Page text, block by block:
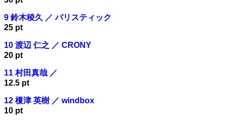
9 鈴木稜久 ／ バリスティック
25 pt
10 渡辺 仁之 ／ CRONY
20 pt
11 村田真哉 ／
12.5 pt
12 榎津 英樹 ／ windbox
10 pt